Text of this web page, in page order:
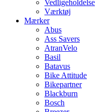
Vedligeholdelse
Værktøj
Mærker
Abus
Ass Savers
AtranVelo
Basil
Batavus
Bike Attitude
Bikepartner
Blackburn
Bosch